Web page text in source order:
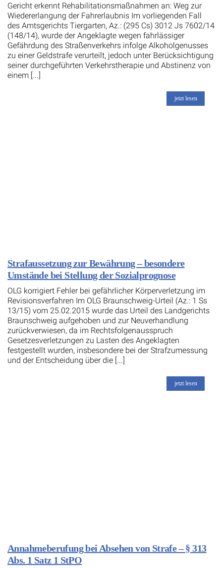
Gericht erkennt Rehabilitationsmaßnahmen an: Weg zur
Wiedererlangung der Fahrerlaubnis Im vorliegenden Fall
des Amtsgerichts Tiergarten, Az.: (295 Cs) 3012 Js 7602/14
(148/14), wurde der Angeklagte wegen fahrlässiger
Gefährdung des Straßenverkehrs infolge Alkoholgenusses
zu einer Geldstrafe verurteilt, jedoch unter Berücksichtigung
seiner durchgeführten Verkehrstherapie und Abstinenz von
einem [...]
jetzt lesen
Strafaussetzung zur Bewährung – besondere
Umstände bei Stellung der Sozialprognose
OLG korrigiert Fehler bei gefährlicher Körperverletzung im
Revisionsverfahren Im OLG Braunschweig-Urteil (Az.: 1 Ss
13/15) vom 25.02.2015 wurde das Urteil des Landgerichts
Braunschweig aufgehoben und zur Neuverhandlung
zurückverwiesen, da im Rechtsfolgenausspruch
Gesetzesverletzungen zu Lasten des Angeklagten
festgestellt wurden, insbesondere bei der Strafzumessung
und der Entscheidung über die [...]
jetzt lesen
Annahmeberufung bei Absehen von Strafe – § 313
Abs. 1 Satz 1 StPO